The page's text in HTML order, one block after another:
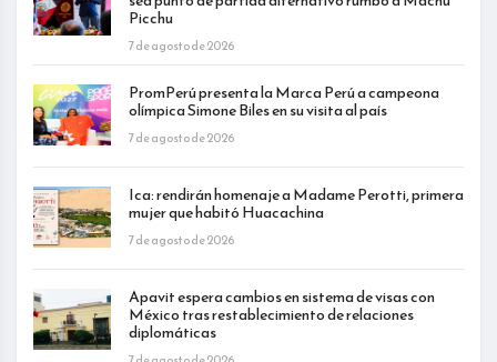
Picchu
7 de agosto de 2026
PromPerú presenta la Marca Perú a campeona
olímpica Simone Biles en su visita al país
7 de agosto de 2026
Ica: rendirán homenaje a Madame Perotti, primera
mujer que habitó Huacachina
7 de agosto de 2026
Apavit espera cambios en sistema de visas con
México tras restablecimiento de relaciones
diplomáticas